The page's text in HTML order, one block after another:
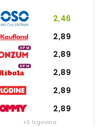
2,46
2,89
HPM
2,89
HPM
2,89
2,89
2,89
+5 trgovina